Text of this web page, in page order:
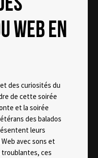
WEB EN
des curiosités du
de cette soirée
et la soirée
des balados
leurs
avec sons et
troublantes, ces